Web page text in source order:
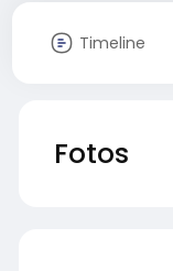
Timeline
Fotos